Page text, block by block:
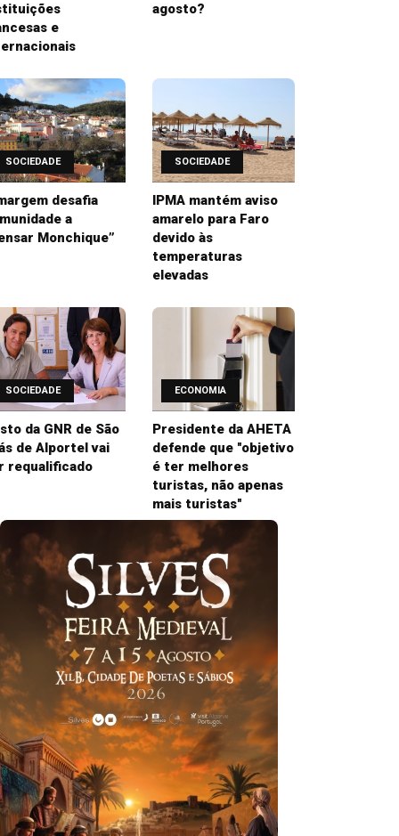
e
agosto?
SOCIEDADE
desafia
a
Monchique”
SOCIEDADE
IPMA mantém aviso
amarelo para Faro
devido às
temperaturas
elevadas
SOCIEDADE
da GNR de São
de Alportel vai
requalificado
ECONOMIA
Presidente da AHETA
defende que "objetivo
é ter melhores
turistas, não apenas
mais turistas"